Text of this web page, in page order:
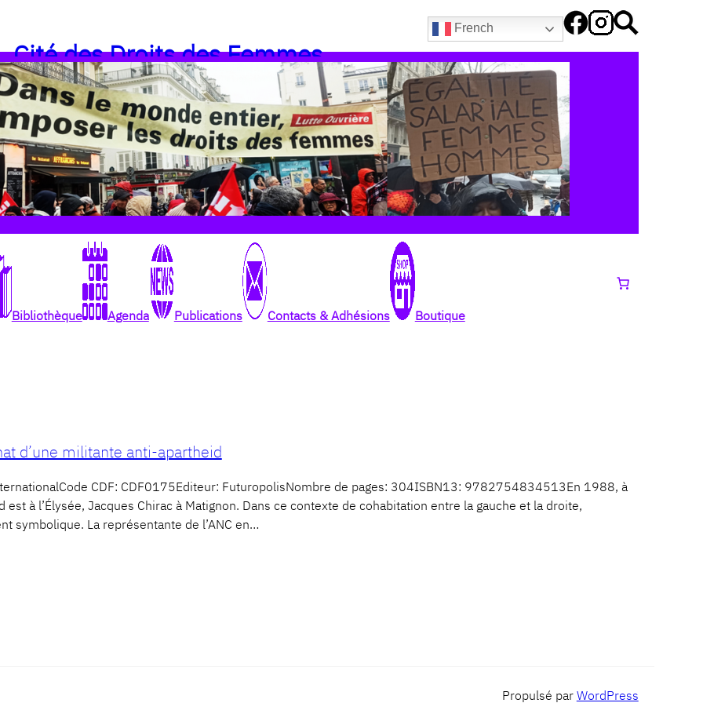
French
Cité des Droits des Femmes
Bibliothèque Agenda Publications Contacts & Adhésions Boutique
d’une militante anti-apartheid
CDF: CDF0175Editeur: FuturopolisNombre de pages: 304ISBN13: 9782754834513En 1988, à
à l’Élysée, Jacques Chirac à Matignon. Dans ce contexte de cohabitation entre la gauche et la droite,
symbolique. La représentante de l’ANC en…
Propulsé par WordPress